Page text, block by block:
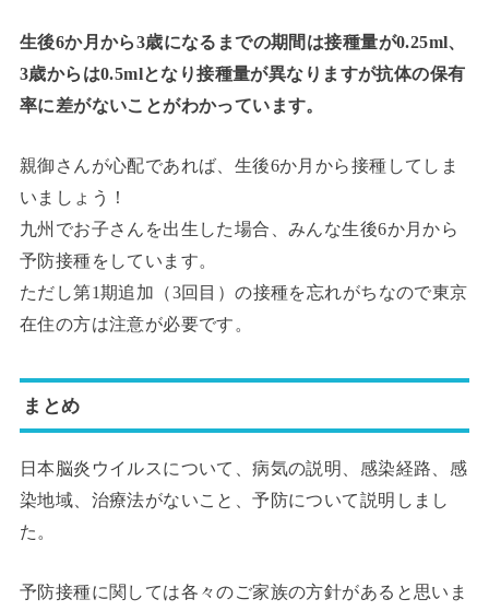
生後6か月から3歳になるまでの期間は接種量が0.25ml、
3歳からは0.5mlとなり接種量が異なりますが抗体の保有
率に差がないことがわかっています。
親御さんが心配であれば、生後6か月から接種してしま
いましょう！
九州でお子さんを出生した場合、みんな生後6か月から
予防接種をしています。
ただし第1期追加（3回目）の接種を忘れがちなので東京
在住の方は注意が必要です。
まとめ
日本脳炎ウイルスについて、病気の説明、感染経路、感
染地域、治療法がないこと、予防について説明しまし
た。
予防接種に関しては各々のご家族の方針があると思いま